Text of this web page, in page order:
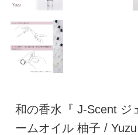
和の香水『 J-Scent ジ
ームオイル 柚子 /